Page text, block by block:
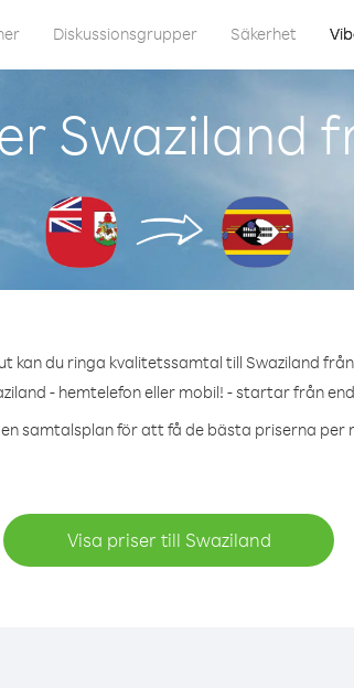
Diskussionsgrupper Säkerhet
Swaziland
kan du ringa kvalitetssamtal till Swaziland
- hemtelefon eller mobil! - startar från
samtalsplan för att få de bästa priserna per
Visa priser till Swaziland